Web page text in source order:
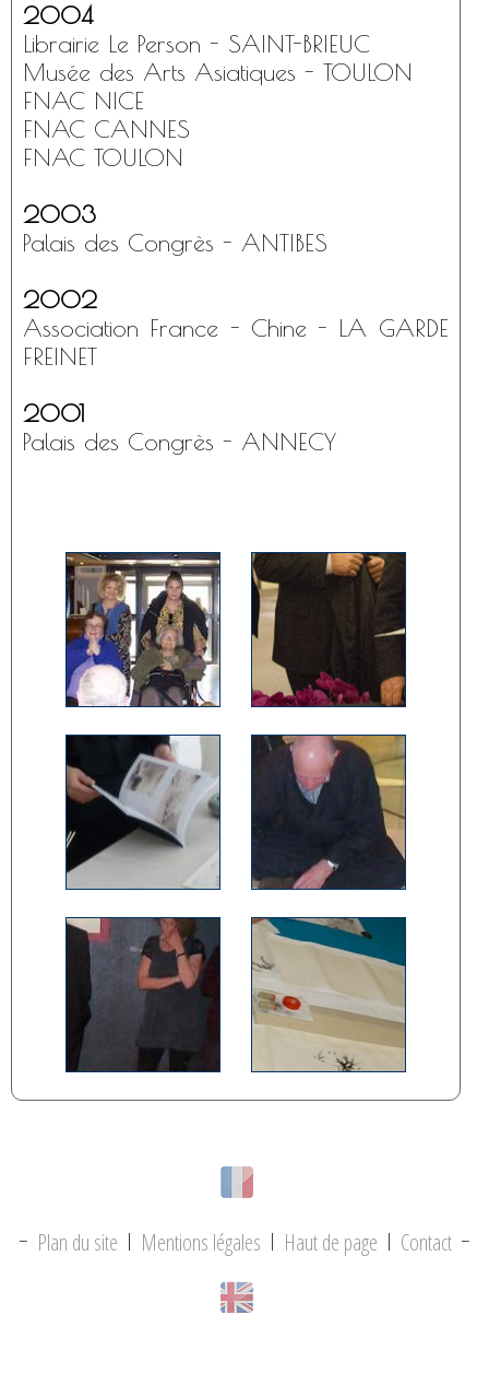
2004
Librairie Le Person - SAINT-BRIEUC
Musée des Arts Asiatiques - TOULON
FNAC NICE
FNAC CANNES
FNAC TOULON
2003
Palais des Congrès - ANTIBES
2002
Association France - Chine - LA GARDE
FREINET
2001
Palais des Congrès - ANNECY
- Plan du site | Mentions légales | Haut de page | Contact -